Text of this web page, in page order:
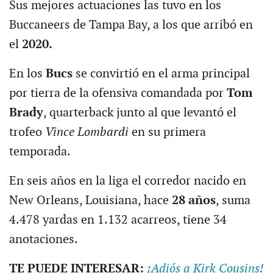
Sus mejores actuaciones las tuvo en los
Buccaneers de Tampa Bay, a los que arribó en
el2020.
En los Bucsse convirtió en el arma principal
por tierra de la ofensiva comandada por Tom
Brady, quarterback junto al que levantó el
trofeo Vince Lombardi en su primera
temporada.
En seis años en la liga el corredor nacido en
New Orleans, Louisiana, hace 28 años, suma
4.478 yardas en 1.132 acarreos, tiene 34
anotaciones.
TE PUEDE INTERESAR: ¡Adiós a Kirk Cousins!